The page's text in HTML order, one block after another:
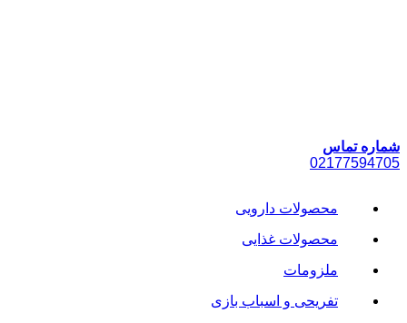
شماره تماس
02177594705
محصولات دارویی
محصولات غذایی
ملزومات
تفریحی و اسباب بازی